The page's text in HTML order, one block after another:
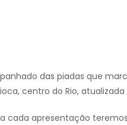
das piadas que
centro do Rio,
cada apresentação